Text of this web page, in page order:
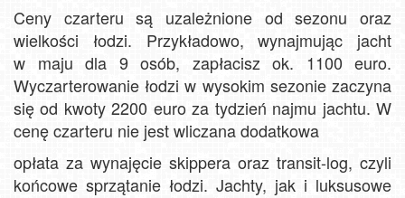
Ceny czarteru są uzależnione od sezonu oraz
wielkości łodzi. Przykładowo, wynajmując jacht
w maju dla 9 osób, zapłacisz ok. 1100 euro.
Wyczarterowanie łodzi w wysokim sezonie zaczyna
się od kwoty 2200 euro za tydzień najmu jachtu. W
cenę czarteru nie jest wliczana dodatkowa
opłata za wynajęcie skippera oraz transit-log, czyli
końcowe sprzątanie łodzi. Jachty, jak i luksusowe